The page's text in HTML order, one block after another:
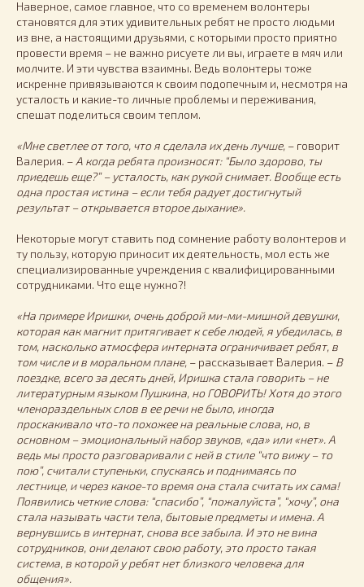
Наверное, самое главное, что со временем волонтеры
становятся для этих удивительных ребят не просто людьми
из вне, а настоящими друзьями, с которыми просто приятно
провести время – не важно рисуете ли вы, играете в мяч или
молчите. И эти чувства взаимны. Ведь волонтеры тоже
искренне привязываются к своим подопечным и, несмотря на
усталость и какие-то личные проблемы и переживания,
спешат поделиться своим теплом.
«Мне светлее от того, что я сделала их день лучше, – говорит
Валерия. – А когда ребята произносят: “Было здорово, ты
приедешь еще?” – усталость, как рукой снимает. Вообще есть
одна простая истина – если тебя радует достигнутый
результат – открывается второе дыхание».
Некоторые могут ставить под сомнение работу волонтеров и
ту пользу, которую приносит их деятельность, мол есть же
специализированные учреждения с квалифицированными
сотрудниками. Что еще нужно?!
«На примере Иришки, очень доброй ми-ми-мишной девушки,
которая как магнит притягивает к себе людей, я убедилась, в
том, насколько атмосфера интерната ограничивает ребят, в
том числе и в моральном плане, – рассказывает Валерия. – В
поездке, всего за десять дней, Иришка стала говорить – не
литературным языком Пушкина, но ГОВОРИТЬ! Хотя до этого
членораздельных слов в ее речи не было, иногда
проскакивало что-то похожее на реальные слова, но, в
основном – эмоциональный набор звуков, «да» или «нет». А
ведь мы просто разговаривали с ней в стиле “что вижу – то
пою”, считали ступеньки, спускаясь и поднимаясь по
лестнице, и через какое-то время она стала считать их сама!
Появились четкие слова: “спасибо”, “пожалуйста”, “хочу”, она
стала называть части тела, бытовые предметы и имена. А
вернувшись в интернат, снова все забыла. И это не вина
сотрудников, они делают свою работу, это просто такая
система, в которой у ребят нет близкого человека для
общения».